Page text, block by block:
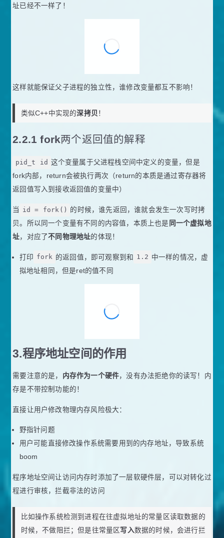
址已经不一样了！
这样就能保证父子进程的独立性，谁修改变量都互不影响！
类似C++中实现的深拷贝 ！
2.2.1 fork两个返回值的解释
pid_t id 这个变量属于父进程栈空间中定义的变量，但是
fork内部，return会被执行两次（return的本质是通过寄存器将
返回值写入到接收返回值的变量中）
当 id = fork() 的时候，谁先返回，谁就会发生一次写时拷
贝。所以同一个变量有不同的内容值，本质上也是 同一个虚拟地
址，对应了不同物理地址的体现！
打印 fork 的返回值，即可观察到和 1.2 中一样的情况，虚
拟地址相同，但是ret的值不同
3.程序地址空间的作用
需要注意的是， 内存作为一个硬件，没有办法拒绝你的读写！内
存是不带控制功能的！
直接让用户修改物理内存风险极大：
野指针问题
用户可能直接修改操作系统需要用到的内存地址，导致系统
boom
程序地址空间让访问内存时添加了一层软硬件层，可以对转化过
程进行审核，拦截非法的访问
比如操作系统检测到进程在往虚拟地址的常量区读取数据的
时候，不做阻拦；但是往常量区写入数据的时候，会进行拦